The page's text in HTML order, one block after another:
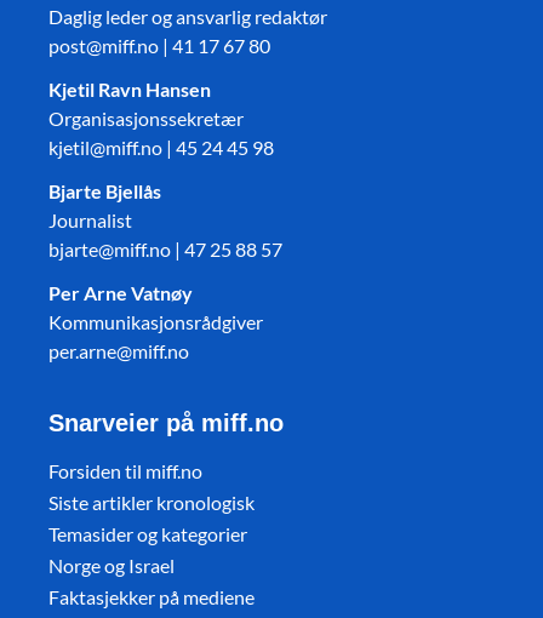
Daglig leder og ansvarlig redaktør
post@miff.no | 41 17 67 80
Kjetil Ravn Hansen
Organisasjonssekretær
kjetil@miff.no | 45 24 45 98
Bjarte Bjellås
Journalist
bjarte@miff.no | 47 25 88 57
Per Arne Vatnøy
Kommunikasjonsrådgiver
per.arne@miff.no
Snarveier på miff.no
Forsiden til miff.no
Siste artikler kronologisk
Temasider og kategorier
Norge og Israel
Faktasjekker på mediene